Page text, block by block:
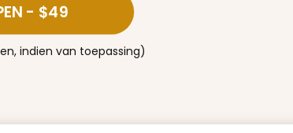
- $49
indien van toepassing)